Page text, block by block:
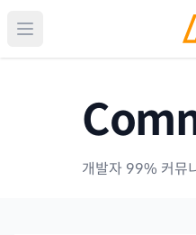
개발자 99% 커뮤